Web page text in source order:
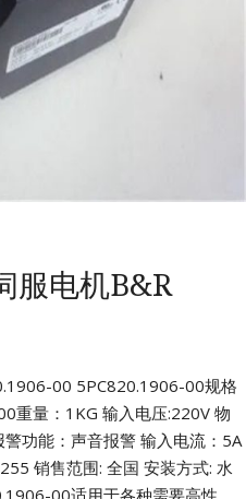
服电机B&R
00 5PC820.1906-00规格
重量：1KG 输入电压:220V 物
警功能：声音报警 输入电流：5A
销售范围: 全国 安装方式: 水